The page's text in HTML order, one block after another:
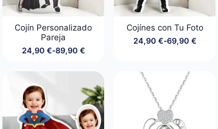
Cojín Personalizado
Pareja
24,90 €-89,90 €
Rango
24,90 €
89,90 €
Cojínes con Tu Foto
24,90 €-69,90 €
Rango
24,90 €
hasta
69,90 €